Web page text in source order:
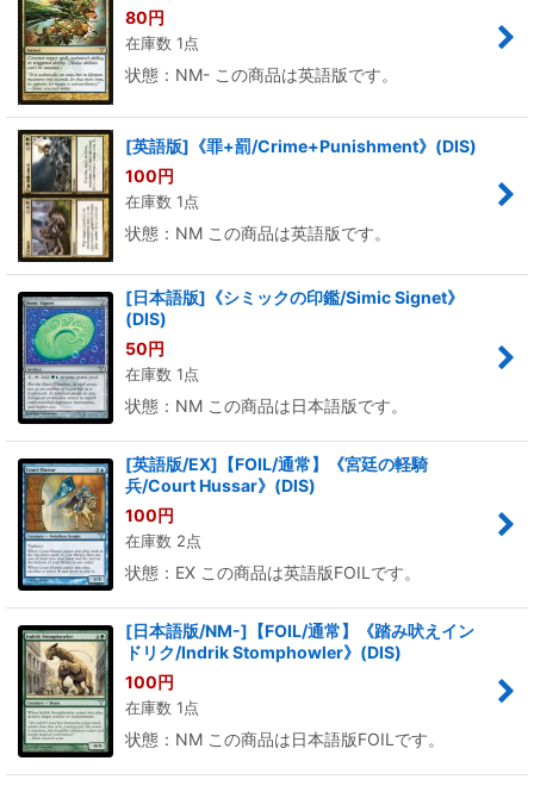
80円
在庫数 1点
状態：NM- この商品は英語版です。
[英語版]《罪+罰/Crime+Punishment》(DIS)
100円
在庫数 1点
状態：NM この商品は英語版です。
[日本語版]《シミックの印鑑/Simic Signet》
(DIS)
50円
在庫数 1点
状態：NM この商品は日本語版です。
[英語版/EX]【FOIL/通常】《宮廷の軽騎
兵/Court Hussar》(DIS)
100円
在庫数 2点
状態：EX この商品は英語版FOILです。
[日本語版/NM-]【FOIL/通常】《踏み吠えイン
ドリク/Indrik Stomphowler》(DIS)
100円
在庫数 1点
状態：NM この商品は日本語版FOILです。